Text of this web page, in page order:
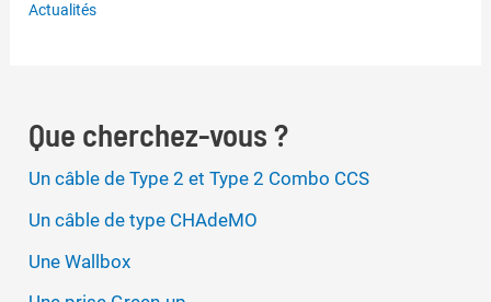
Actualités
Que cherchez-vous ?
Un câble de Type 2 et Type 2 Combo CCS
Un câble de type CHAdeMO
Une Wallbox